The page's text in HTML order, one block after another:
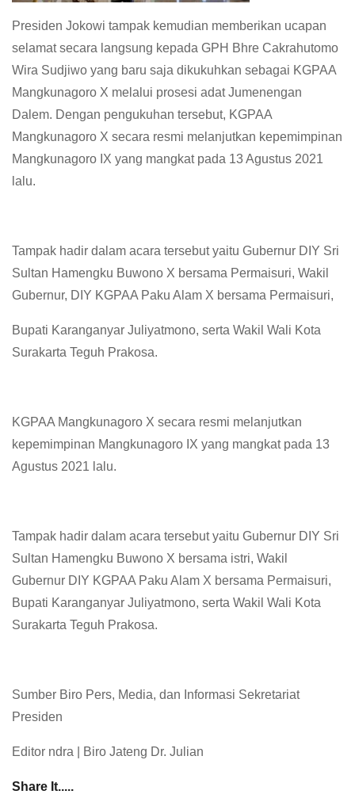
Presiden Jokowi tampak kemudian memberikan ucapan
selamat secara langsung kepada GPH Bhre Cakrahutomo
Wira Sudjiwo yang baru saja dikukuhkan sebagai KGPAA
Mangkunagoro X melalui prosesi adat Jumenengan
Dalem. Dengan pengukuhan tersebut, KGPAA
Mangkunagoro X secara resmi melanjutkan kepemimpinan
Mangkunagoro IX yang mangkat pada 13 Agustus 2021
lalu.
Tampak hadir dalam acara tersebut yaitu Gubernur DIY Sri
Sultan Hamengku Buwono X bersama Permaisuri, Wakil
Gubernur, DIY KGPAA Paku Alam X bersama Permaisuri,
Bupati Karanganyar Juliyatmono, serta Wakil Wali Kota
Surakarta Teguh Prakosa.
KGPAA Mangkunagoro X secara resmi melanjutkan
kepemimpinan Mangkunagoro IX yang mangkat pada 13
Agustus 2021 lalu.
Tampak hadir dalam acara tersebut yaitu Gubernur DIY Sri
Sultan Hamengku Buwono X bersama istri, Wakil
Gubernur DIY KGPAA Paku Alam X bersama Permaisuri,
Bupati Karanganyar Juliyatmono, serta Wakil Wali Kota
Surakarta Teguh Prakosa.
Sumber Biro Pers, Media, dan Informasi Sekretariat
Presiden
Editor ndra | Biro Jateng Dr. Julian
Share It.....